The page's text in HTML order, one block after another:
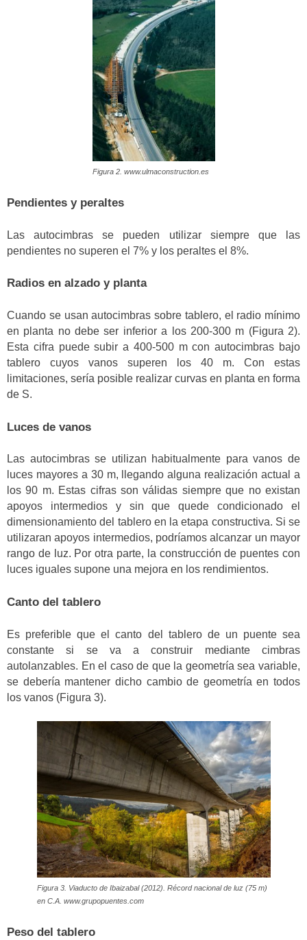
Figura 2. www.ulmaconstruction.es
Pendientes y peraltes
Las autocimbras se pueden utilizar siempre que las
pendientes no superen el 7% y los peraltes el 8%.
Radios en alzado y planta
Cuando se usan autocimbras sobre tablero, el radio mínimo
en planta no debe ser inferior a los 200-300 m (Figura 2).
Esta cifra puede subir a 400-500 m con autocimbras bajo
tablero cuyos vanos superen los 40 m. Con estas
limitaciones, sería posible realizar curvas en planta en forma
de S.
Luces de vanos
Las autocimbras se utilizan habitualmente para vanos de
luces mayores a 30 m, llegando alguna realización actual a
los 90 m. Estas cifras son válidas siempre que no existan
apoyos intermedios y sin que quede condicionado el
dimensionamiento del tablero en la etapa constructiva. Si se
utilizaran apoyos intermedios, podríamos alcanzar un mayor
rango de luz. Por otra parte, la construcción de puentes con
luces iguales supone una mejora en los rendimientos.
Canto del tablero
Es preferible que el canto del tablero de un puente sea
constante si se va a construir mediante cimbras
autolanzables. En el caso de que la geometría sea variable,
se debería mantener dicho cambio de geometría en todos
los vanos (Figura 3).
Figura 3. Viaducto de Ibaizabal (2012). Récord nacional de luz (75 m)
en C.A. www.grupopuentes.com
Peso del tablero